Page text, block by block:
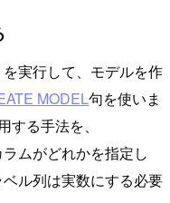
実行して、モデルを作
MODEL句を使いま
する手法を、
ムがどれかを指定し
ル列は実数にする必要